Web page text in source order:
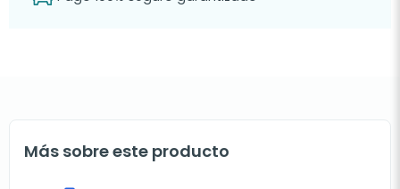
Más sobre este producto